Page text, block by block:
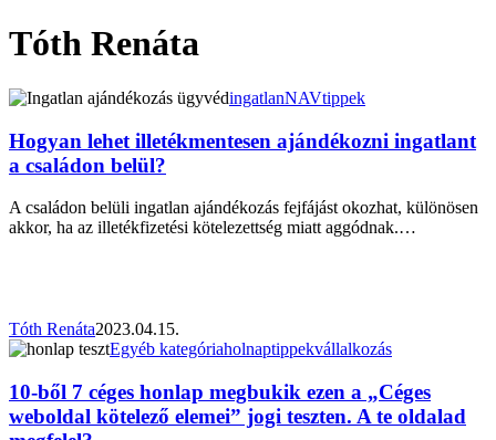
Tóth Renáta
Hogyan
illetékmentesen
ajándékozni
ingatlant
családon
belül?
ingatlanNAVtippek
Hogyan lehet illetékmentesen ajándékozni ingatlant
a családon belül?
A családon belüli ingatlan ajándékozás fejfájást okozhat, különösen
akkor, ha az illetékfizetési kötelezettség miatt aggódnak.…
Tóth Renáta2023.04.15.
10-
7
céges
honlap
Egyéb kategóriaholnaptippekvállalkozás
10-ből 7 céges honlap megbukik ezen a „Céges
weboldal kötelező elemei” jogi teszten. A te oldalad